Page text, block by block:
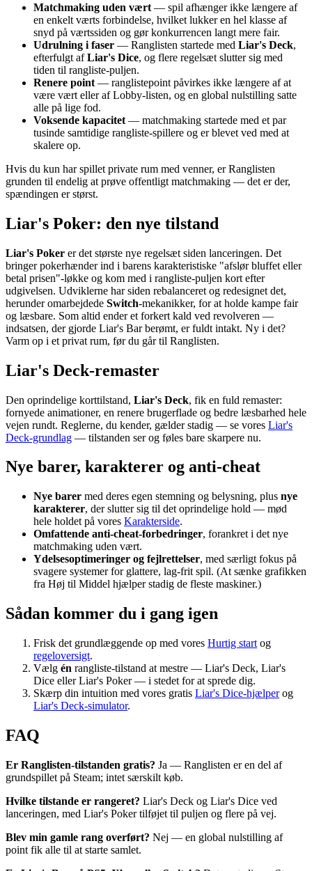
Matchmaking uden vært — spil afhænger ikke længere af
en enkelt værts forbindelse, hvilket lukker en hel klasse af
snyd på værtssiden og gør konkurrencen langt mere fair.
Udrulning i faser — Ranglisten startede med Liar's Deck,
efterfulgt afLiar's Dice, og flere regelsæt slutter sig med
tiden til rangliste-puljen.
Renere point — ranglistepoint påvirkes ikke længere af at
være vært eller af Lobby-listen, og en global nulstilling satte
alle på lige fod.
Voksende kapacitet — matchmaking startede med et par
tusinde samtidige rangliste-spillere og er blevet ved med at
skalere op.
Hvis du kun har spillet private rum med venner, er Ranglisten
grunden til endelig at prøve offentligt matchmaking — det er der,
spændingen er størst.
Liar's Poker: den nye tilstand
Liar's Poker er det største nye regelsæt siden lanceringen. Det
bringer pokerhænder ind i barens karakteristiske "afslør bluffet eller
betal prisen"-løkke og kom med i rangliste-puljen kort efter
udgivelsen. Udviklerne har siden rebalanceret og redesignet det,
herunder omarbejdede Switch-mekanikker, for at holde kampe fair
og læsbare. Som altid ender et forkert kald ved revolveren —
indsatsen, der gjorde Liar's Bar berømt, er fuldt intakt. Ny i det?
Varm op i et privat rum, før du går til Ranglisten.
Liar's Deck-remaster
Den oprindelige korttilstand, Liar's Deck, fik en fuld remaster:
fornyede animationer, en renere brugerflade og bedre læsbarhed hele
vejen rundt. Reglerne, du kender, gælder stadig — se vores Liar's
Deck-grundlag — tilstanden ser og føles bare skarpere nu.
Nye barer, karakterer og anti-cheat
Nye barer med deres egen stemning og belysning, plus nye
karakterer, der slutter sig til det oprindelige hold — mød
hele holdet på vores Karakterside.
Omfattende anti-cheat-forbedringer, forankret i det nye
matchmaking uden vært.
Ydelsesoptimeringer og fejlrettelser, med særligt fokus på
svagere systemer for glattere, lag-frit spil. (At sænke grafikken
fra Høj til Middel hjælper stadig de fleste maskiner.)
Sådan kommer du i gang igen
Frisk det grundlæggende op med vores Hurtig start og
regeloversigt.
Vælg én rangliste-tilstand at mestre — Liar's Deck, Liar's
Dice eller Liar's Poker — i stedet for at sprede dig.
Skærp din intuition med vores gratis Liar's Dice-hjælperog
Liar's Deck-simulator.
FAQ
Er Ranglisten-tilstanden gratis? Ja — Ranglisten er en del af
grundspillet på Steam; intet særskilt køb.
Hvilke tilstande er rangeret? Liar's Deck og Liar's Dice ved
lanceringen, med Liar's Poker tilføjet til puljen og flere på vej.
Blev min gamle rang overført? Nej — en global nulstilling af
point fik alle til at starte samlet.